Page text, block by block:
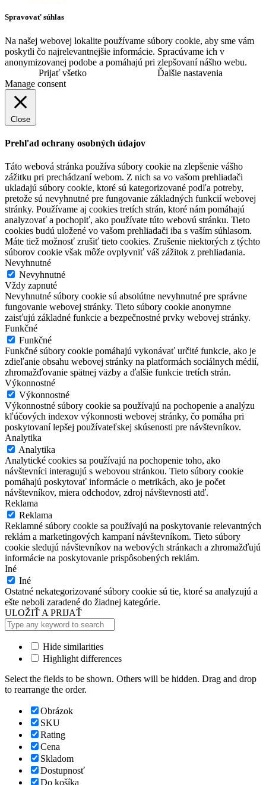
Spravovať súhlas
Na našej webovej lokalite používame súbory cookie, aby sme vám
poskytli čo najrelevantnejšie informácie. Spracúvame ich v
anonymizovanej podobe a pomáhajú pri zlepšovaní nášho webu.
Prijať všetko
Ďalšie nastavenia
Manage consent
Close
Prehľad ochrany osobných údajov
Táto webová stránka používa súbory cookie na zlepšenie vášho
zážitku pri prechádzaní webom. Z nich sa vo vašom prehliadači
ukladajú súbory cookie, ktoré sú kategorizované podľa potreby,
pretože sú nevyhnutné pre fungovanie základných funkcií webovej
stránky. Používame aj cookies tretích strán, ktoré nám pomáhajú
analyzovať a pochopiť, ako používate túto webovú stránku. Tieto
cookies budú uložené vo vašom prehliadači iba s vaším súhlasom.
Máte tiež možnosť zrušiť tieto cookies. Zrušenie niektorých z týchto
súborov cookie však môže ovplyvniť váš zážitok z prehliadania.
Nevyhnutné
Nevyhnutné
Vždy zapnuté
Nevyhnutné súbory cookie sú absolútne nevyhnutné pre správne
fungovanie webovej stránky. Tieto súbory cookie anonymne
zaisťujú základné funkcie a bezpečnostné prvky webovej stránky.
Funkčné
Funkčné
Funkčné súbory cookie pomáhajú vykonávať určité funkcie, ako je
zdieľanie obsahu webovej stránky na platformách sociálnych médií,
zhromažďovanie spätnej väzby a ďalšie funkcie tretích strán.
Výkonnostné
Výkonnostné
Výkonnostné súbory cookie sa používajú na pochopenie a analýzu
kľúčových indexov výkonnosti webovej stránky, čo pomáha pri
poskytovaní lepšej používateľskej skúsenosti pre návštevníkov.
Analytika
Analytika
Analytické cookies sa používajú na pochopenie toho, ako
návštevníci interagujú s webovou stránkou. Tieto súbory cookie
pomáhajú poskytovať informácie o metrikách, ako je počet
návštevníkov, miera odchodov, zdroj návštevnosti atď.
Reklama
Reklama
Reklamné súbory cookie sa používajú na poskytovanie relevantných
reklám a marketingových kampaní návštevníkom. Tieto súbory
cookie sledujú návštevníkov na webových stránkach a zhromažďujú
informácie na poskytovanie prispôsobených reklám.
Iné
Iné
Ostatné nekategorizované súbory cookie sú tie, ktoré sa analyzujú a
ešte neboli zaradené do žiadnej kategórie.
ULOŽIŤ A PRIJAŤ
Hide similarities
Highlight differences
Select the fields to be shown. Others will be hidden. Drag and drop
to rearrange the order.
Obrázok
SKU
Rating
Cena
Skladom
Dostupnosť
Do košíka